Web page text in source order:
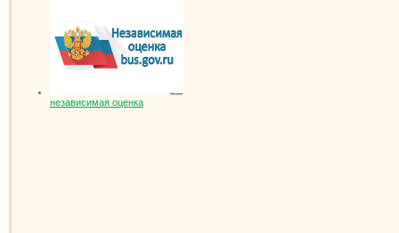
независимая оценка